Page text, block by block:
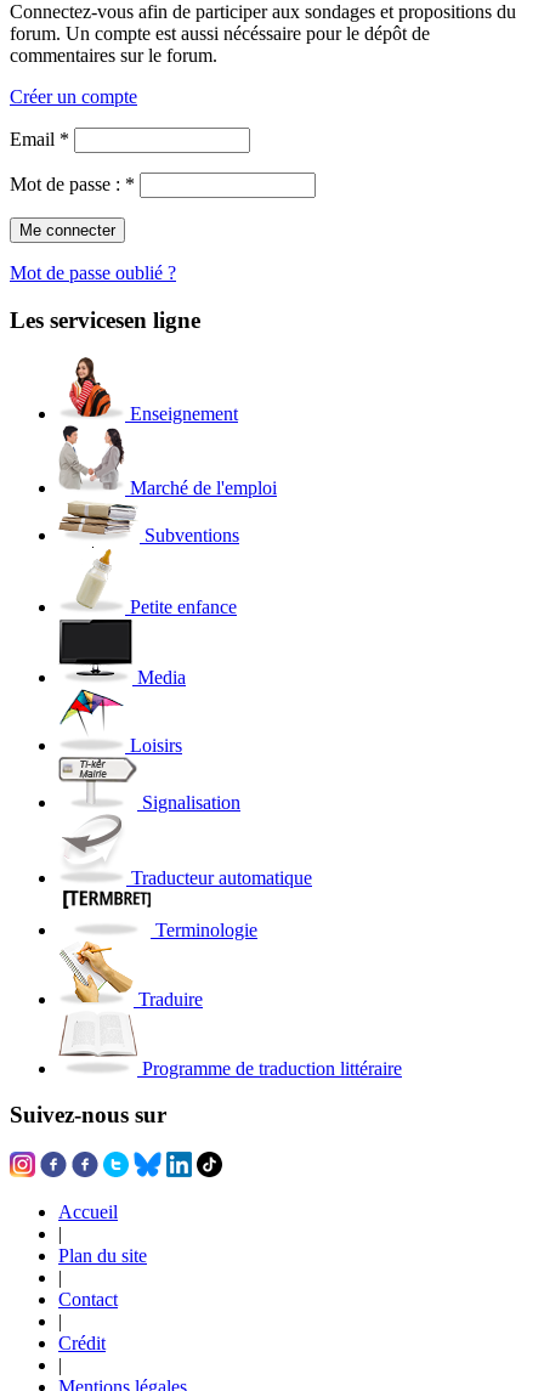
Connectez-vous afin de participer aux sondages et propositions du
forum. Un compte est aussi nécéssaire pour le dépôt de
commentaires sur le forum.
Créer un compte
Email *
Mot de passe : *
Mot de passe oublié ?
Les servicesen ligne
Enseignement
Marché de l'emploi
Subventions
Petite enfance
Media
Loisirs
Signalisation
Traducteur automatique
Terminologie
Traduire
Programme de traduction littéraire
Suivez-nous sur
Accueil
|
Plan du site
|
Contact
|
Crédit
|